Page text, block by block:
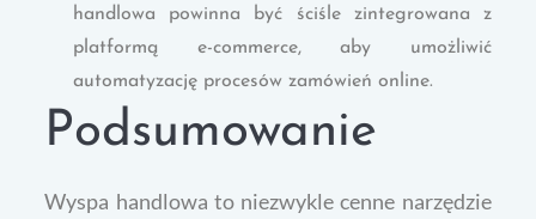
handlowa powinna być ściśle zintegrowana z
platformą e-commerce, aby umożliwić
automatyzację procesów zamówień online.
Podsumowanie
Wyspa handlowa to niezwykle cenne narzędzie